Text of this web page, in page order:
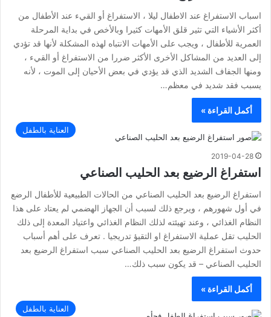
اسباب الاستفراغ عند الاطفال ليلا ، الاستفراغ أو القيء عند الأطفال من
أكثر الأشياء التي تثير قلق الأمهات كثيرا وبالأخص في بداية المرحلة
العمرية للأطفال ، ويجب على الأمهات الانتباه لهذه المشكلة لأنها قد تؤدي
إلى العديد من المشاكل الأخرى الأكثر ضررا من الاستفراغ أو القيء ،
ومنها الجفاف الشديد الذي قد يؤدي في بعض الأحيان إلى الموت ، لأنه
يسبب فقد شديد في معظم…
أكمل القراءة »
العناية بالطفل
2019-04-28
استفراغ الرضيع بعد الحليب الصناعي
استفراغ الرضيع بعد الحليب الصناعي من الحالات الطبيعية للأطفال الرضع
في أول شهورهم ، ويرجع ذلك لسبب أن الجهاز الهضمي لم يعتاد على هذا
النظام الغذائي ، وعند تهيئته لذلك النظام الغذائي واعتياد المعدة إلى ذلك
الحليب تقل عملية الاستفراغ او التقيؤ تدريجيا . تعرف على أهم أسباب
حدوث استفراغ الرضيع بعد الحليب الصناعي سبب استفراغ الرضيع بعد
الحليب الصناعي – قد يكون سبب ذلك…
أكمل القراءة »
العناية بالطفل